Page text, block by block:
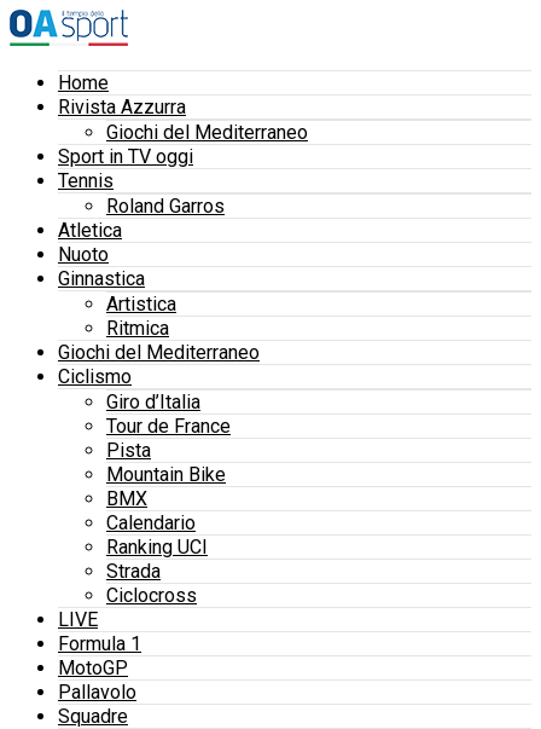
Home
Rivista Azzurra
Giochi del Mediterraneo
Sport in TV oggi
Tennis
Roland Garros
Atletica
Nuoto
Ginnastica
Artistica
Ritmica
Giochi del Mediterraneo
Ciclismo
Giro d’Italia
Tour de France
Pista
Mountain Bike
BMX
Calendario
Ranking UCI
Strada
Ciclocross
LIVE
Formula 1
MotoGP
Pallavolo
Squadre